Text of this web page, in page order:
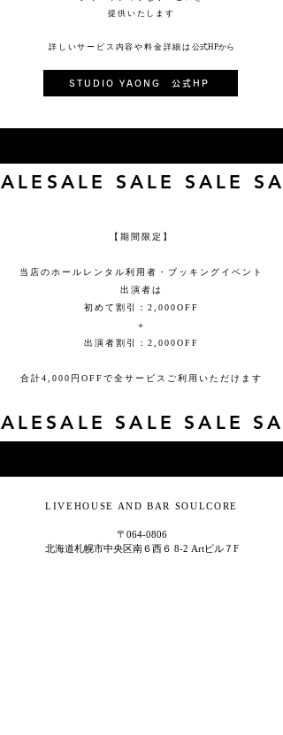
提供いたします
詳しいサービス内容や料金詳細は 公式HPから
STUDIO YAONG 公式HP
SALE SALE
【期間限定】
当店のホールレンタル利用者・ブッキングイベント
出演者は
初めて割引：2,000OFF
＋
出演者割引：2,000OFF
​合計4,000円OFFで全サービスご利用いただけます
SALE SALE
LIVEHOUSE AND BAR SOULCORE
〒064-0806
北海道札幌市中央区南６西６ 8-2 Artビル７F